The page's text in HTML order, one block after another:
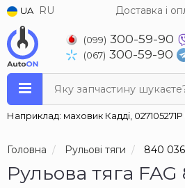
UA RU Доставка і
(099) 300-59-90
(067) 300-59-90
Яку запчастину
Наприклад: маховик Кадді, 027105271P
Головна Рульові тяги 840
Рульова тяга FAG